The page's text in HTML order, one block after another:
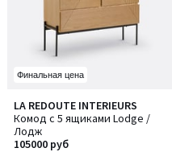
Финальная цена
LA REDOUTE INTERIEURS
Комод с 5 ящиками Lodge /
Лодж
105000 руб
4,2
/ 5